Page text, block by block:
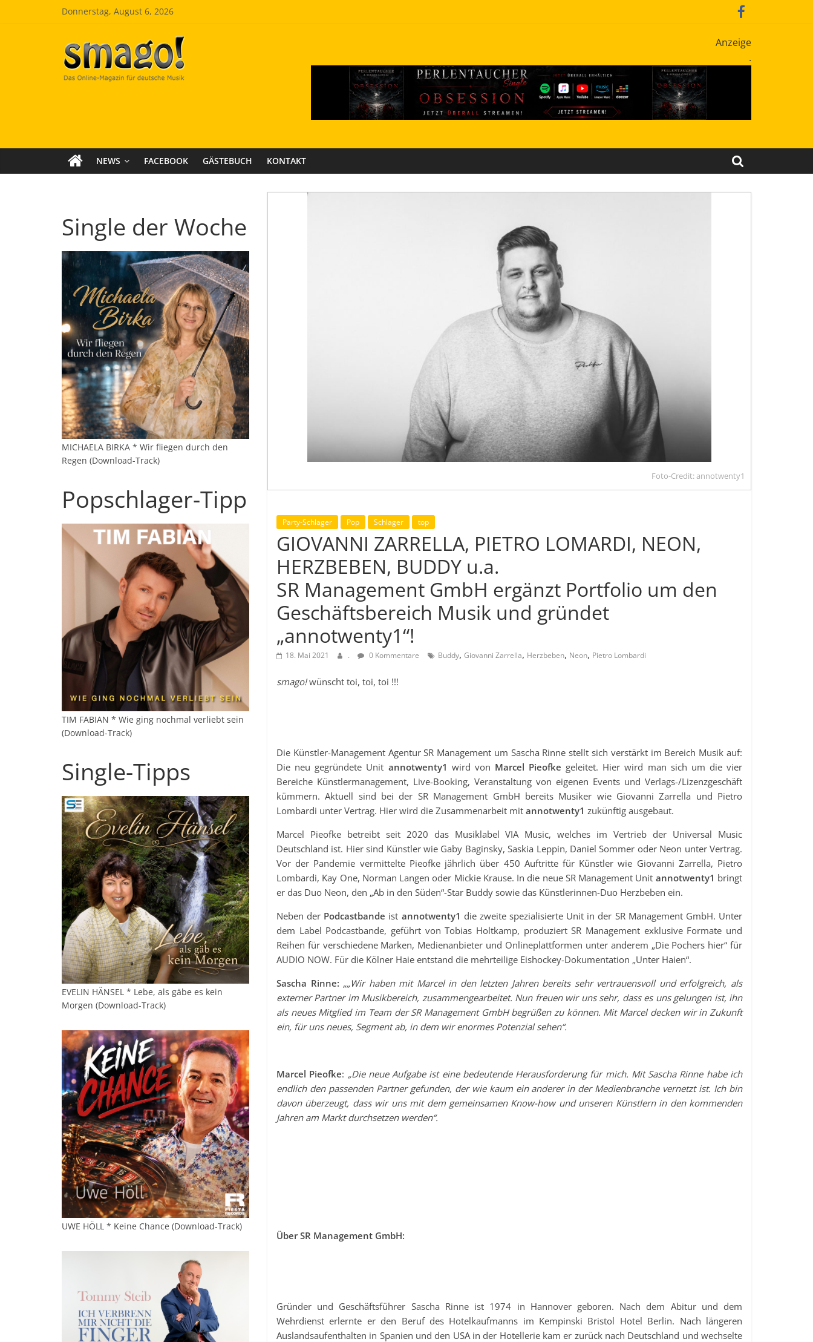
Donnerstag, August 6, 2026
Smago
SchlagerMAGazinOnline
Anzeige
.
NEWS FACEBOOK GÄSTEBUCH KONTAKT
Foto-Credit: annotwenty1
Party-Schlager Pop Schlager top
GIOVANNI ZARRELLA, PIETRO LOMARDI, NEON,
HERZBEBEN, BUDDY u.a.
SR Management GmbH ergänzt Portfolio um den
Geschäftsbereich Musik und gründet
„annotwenty1“!
18. Mai 2021 . 0 Kommentare Buddy, Giovanni Zarrella, Herzbeben, Neon, Pietro Lombardi
smago!wünscht toi, toi, toi !!!
Die Künstler-Management Agentur SR Management um Sascha Rinne stellt sich verstärkt im Bereich Musik auf:
Die neu gegründete Unit annotwenty1 wird von Marcel Pieofke geleitet. Hier wird man sich um die vier
Bereiche Künstlermanagement, Live-Booking, Veranstaltung von eigenen Events und Verlags-/Lizenzgeschäft
kümmern. Aktuell sind bei der SR Management GmbH bereits Musiker wie Giovanni Zarrella und Pietro
Lombardi unter Vertrag. Hier wird die Zusammenarbeit mit annotwenty1 zukünftig ausgebaut.
Marcel Pieofke betreibt seit 2020 das Musiklabel VIA Music, welches im Vertrieb der Universal Music
Deutschland ist. Hier sind Künstler wie Gaby Baginsky, Saskia Leppin, Daniel Sommer oder Neon unter Vertrag.
Vor der Pandemie vermittelte Pieofke jährlich über 450 Auftritte für Künstler wie Giovanni Zarrella, Pietro
Lombardi, Kay One, Norman Langen oder Mickie Krause. In die neue SR Management Unit annotwenty1 bringt
er das Duo Neon, den „Ab in den Süden“-Star Buddy sowie das Künstlerinnen-Duo Herzbeben ein.
Neben der Podcastbande ist annotwenty1 die zweite spezialisierte Unit in der SR Management GmbH. Unter
dem Label Podcastbande, geführt von Tobias Holtkamp, produziert SR Management exklusive Formate und
Reihen für verschiedene Marken, Medienanbieter und Onlineplattformen unter anderem „Die Pochers hier“ für
AUDIO NOW. Für die Kölner Haie entstand die mehrteilige Eishockey-Dokumentation „Unter Haien“.
Sascha Rinne: „„Wir haben mit Marcel in den letzten Jahren bereits sehr vertrauensvoll und erfolgreich, als
externer Partner im Musikbereich, zusammengearbeitet. Nun freuen wir uns sehr, dass es uns gelungen ist, ihn
als neues Mitglied im Team der SR Management GmbH begrüßen zu können. Mit Marcel decken wir in Zukunft
ein, für uns neues, Segment ab, in dem wir enormes Potenzial sehen“.
Marcel Pieofke: „Die neue Aufgabe ist eine bedeutende Herausforderung für mich. Mit Sascha Rinne habe ich
endlich den passenden Partner gefunden, der wie kaum ein anderer in der Medienbranche vernetzt ist. Ich bin
davon überzeugt, dass wir uns mit dem gemeinsamen Know-how und unseren Künstlern in den kommenden
Jahren am Markt durchsetzen werden“.
Über SR Management GmbH:
Gründer und Geschäftsführer Sascha Rinne ist 1974 in Hannover geboren. Nach dem Abitur und dem
Wehrdienst erlernte er den Beruf des Hotelkaufmanns im Kempinski Bristol Hotel Berlin. Nach längeren
Auslandsaufenthalten in Spanien und den USA in der Hotellerie kam er zurück nach Deutschland und wechselte
Single der Woche
MICHAELA BIRKA * Wir fliegen durch den
Regen (Download-Track)
Popschlager-Tipp
TIM FABIAN * Wie ging nochmal verliebt sein
(Download-Track)
Single-Tipps
EVELIN HÄNSEL * Lebe, als gäbe es kein
Morgen (Download-Track)
UWE HÖLL * Keine Chance (Download-Track)